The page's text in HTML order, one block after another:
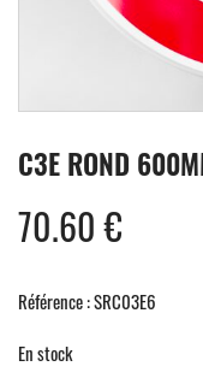
C3E ROND
70.60€
Référence : SRC03E6
En stock